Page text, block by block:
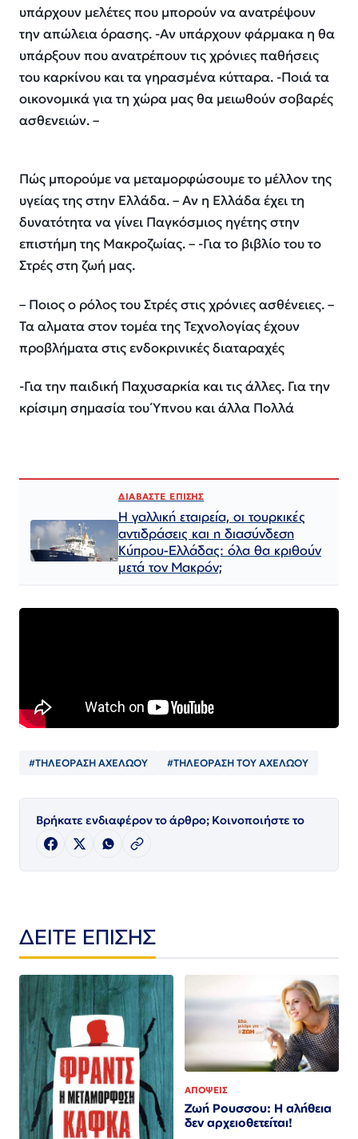
υπάρχουν μελέτες που μπορούν να ανατρέψουν
την απώλεια όρασης. -Αν υπάρχουν φάρμακα η θα
υπάρξουν που ανατρέπουν τις χρόνιες παθήσεις
του καρκίνου και τα γηρασμένα κύτταρα. -Ποιά τα
οικονομικά για τη χώρα μας θα μειωθούν σοβαρές
ασθενειών. –
Πώς μπορούμε να μεταμορφώσουμε το μέλλον της
υγείας της στην Ελλάδα. – Αν η Ελλάδα έχει τη
δυνατότητα να γίνει Παγκόσμιος ηγέτης στην
επιστήμη της Μακροζωίας. – -Για το βιβλίο του το
Στρές στη ζωή μας.
– Ποιος ο ρόλος του Στρές στις χρόνιες ασθένειες. –
Τα αλματα στον τομέα της Τεχνολογίας έχουν
προβλήματα στις ενδοκρινικές διαταραχές
-Για την παιδική Παχυσαρκία και τις άλλες. Για την
κρίσιμη σημασία του Ύπνου και άλλα Πολλά
ΔΙΑΒΑΣΤΕ ΕΠΙΣΗΣ
Η γαλλική εταιρεία, οι τουρκικές
αντιδράσεις και η διασύνδεση
Κύπρου-Ελλάδας: όλα θα κριθούν
μετά τον Μακρόν;
#ΤΗΛΕΟΡΑΣΗ ΑΧΕΛΩΟΥ #ΤΗΛΕΟΡΑΣΗ ΤΟΥ ΑΧΕΛΩΟΥ
Βρήκατε ενδιαφέρον το άρθρο; Κοινοποιήστε το
ΔΕΙΤΕ ΕΠΙΣΗΣ
ΑΠΟΨΕΙΣ
Ζωή Ρουσσου: Η αλήθεια
δεν αρχειοθετείται!